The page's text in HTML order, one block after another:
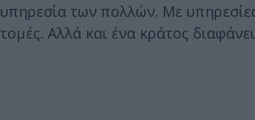
υπηρεσία των πολλών. Με
τομές. Αλλά και ένα κράτος